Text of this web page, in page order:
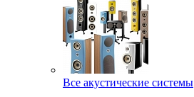
Все акустические системы